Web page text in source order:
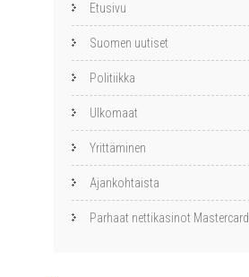
Etusivu
Suomen uutiset
Politiikka
Ulkomaat
Yrittäminen
Ajankohtaista
Parhaat nettikasinot Mastercard